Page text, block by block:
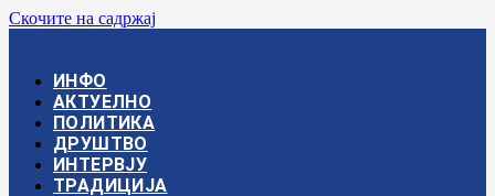
Скочите на садржај
ИНФО
АКТУЕЛНО
ПОЛИТИКА
ДРУШТВО
ИНТЕРВЈУ
ТРАДИЦИЈА